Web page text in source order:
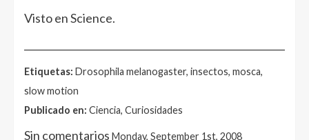
Visto en Science.
Etiquetas: Drosophila melanogaster, insectos, mosca,
slow motion
Publicado en: Ciencia, Curiosidades
Sin comentarios Monday, September 1st, 2008